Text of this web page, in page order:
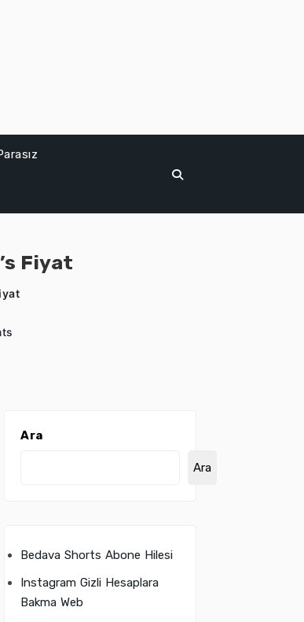
Fiyat
Ara
Ara
Bedava Shorts Abone Hilesi
Instagram Gizli Hesaplara
Bakma Web